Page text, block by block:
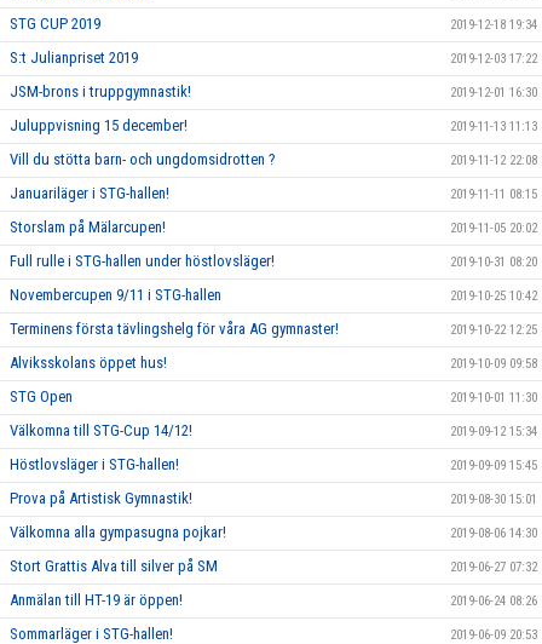
STG CUP 2019 2019-12-18 19:34
S:t Julianpriset 2019 2019-12-03 17:22
JSM-brons i truppgymnastik! 2019-12-01 16:30
Juluppvisning 15 december! 2019-11-13 11:13
Vill du stötta barn- och ungdomsidrotten ? 2019-11-12 22:08
Januariläger i STG-hallen! 2019-11-11 08:15
Storslam på Mälarcupen! 2019-11-05 20:02
Full rulle i STG-hallen under höstlovsläger! 2019-10-31 08:20
Novembercupen 9/11 i STG-hallen 2019-10-25 10:42
Terminens första tävlingshelg för våra AG gymnaster! 2019-10-22 12:25
Alviksskolans öppet hus! 2019-10-09 09:58
STG Open 2019-10-01 11:30
Välkomna till STG-Cup 14/12! 2019-09-12 15:34
Höstlovsläger i STG-hallen! 2019-09-09 15:45
Prova på Artistisk Gymnastik! 2019-08-30 15:01
Välkomna alla gympasugna pojkar! 2019-08-06 14:30
Stort Grattis Alva till silver på SM 2019-06-27 07:32
Anmälan till HT-19 är öppen! 2019-06-24 08:26
Sommarläger i STG-hallen! 2019-06-09 20:53